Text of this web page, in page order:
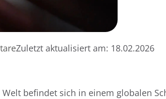
Zuletzt aktualisiert am: 18.02.2026
befindet sich in einem globalen